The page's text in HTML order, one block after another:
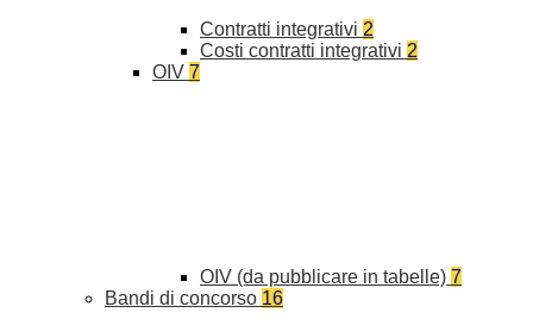
Contratti integrativi 2
Costi contratti integrativi 2
OIV 7
OIV (da pubblicare in tabelle) 7
Bandi di concorso 16